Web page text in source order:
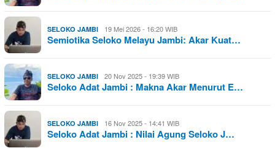
SELOKO JAMBI 19 Mei 2026 - 16:20 WIB
Semiotika Seloko Melayu Jambi: Akar Kuat…
SELOKO JAMBI 20 Nov 2025 - 19:39 WIB
Seloko Adat Jambi : Makna Akar Menurut E…
SELOKO JAMBI 16 Nov 2025 - 14:41 WIB
Seloko Adat Jambi : Nilai Agung Seloko J…